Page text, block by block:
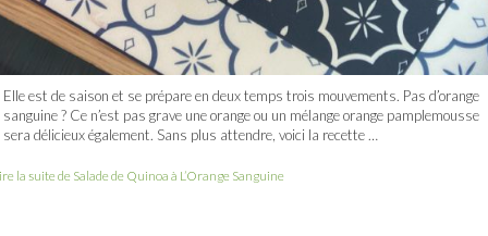
Elle est de saison et se prépare en deux temps trois mouvements. Pas d’orange
sanguine ? Ce n’est pas grave une orange ou un mélange orange pamplemousse
sera délicieux également. Sans plus attendre, voici la recette …
la suite de Salade de Quinoa à L’Orange Sanguine